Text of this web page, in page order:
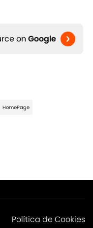
on Google
HomePage
Política de Cookies